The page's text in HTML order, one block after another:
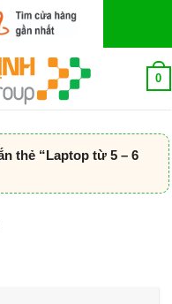
0
thẻ “Laptop từ 5 – 6